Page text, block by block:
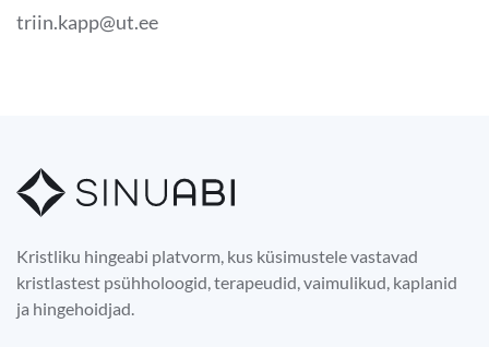
triin.kapp@ut.ee
Kristliku hingeabi platvorm, kus küsimustele vastavad
kristlastest psühholoogid, terapeudid, vaimulikud, kaplanid
ja hingehoidjad.